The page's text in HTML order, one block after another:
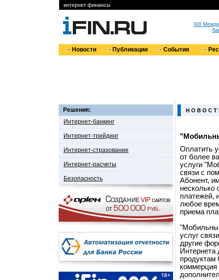
интернет финансы
XIII
Новости Публикации События
Решения:
Интернет-банкинг
Интернет-трейдинг
Интернет-страхование
Интернет-расчеты
Безопасность
Н О В О С Т
Оплатить
от более
услуги
связи с
Абонент,
несколько
платежей,
любое
приема
услуг
другие
коммерция